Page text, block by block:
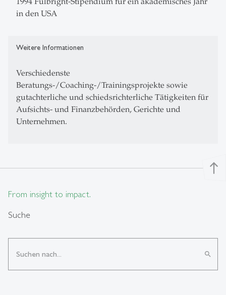
in den USA
Weitere Informationen
Verschiedenste
Beratungs-/Coaching-/Trainingsprojekte sowie
gutachterliche und schiedsrichterliche Tätigkeiten für
Aufsichts- und Finanzbehörden, Gerichte und
Unternehmen.
north
From insight to impact.
Suche
search